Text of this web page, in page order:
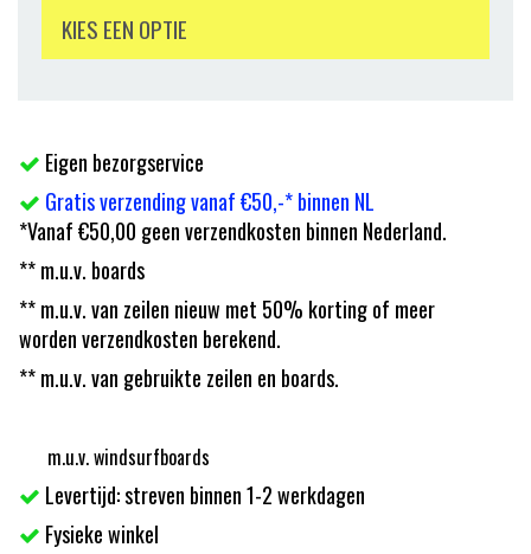
KIES EEN OPTIE
Eigen bezorgservice
Gratis verzending vanaf €50,-* binnen NL
*Vanaf €50,00 geen verzendkosten binnen Nederland.
** m.u.v. boards
** m.u.v. van zeilen nieuw met 50% korting of meer
worden verzendkosten berekend.
** m.u.v. van gebruikte zeilen en boards.
m.u.v. windsurfboards
Levertijd: streven binnen 1-2 werkdagen
Fysieke winkel